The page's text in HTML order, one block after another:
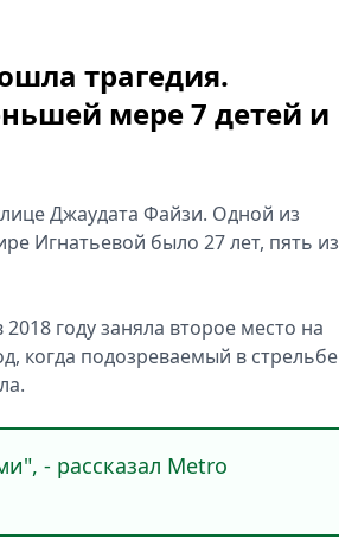
трагедия.
мере 7 детей и
Джаудата Файзи. Одной из
Игнатьевой было 27 лет, пять из
году заняла второе место на
когда подозреваемый в стрельбе
- рассказал Metro